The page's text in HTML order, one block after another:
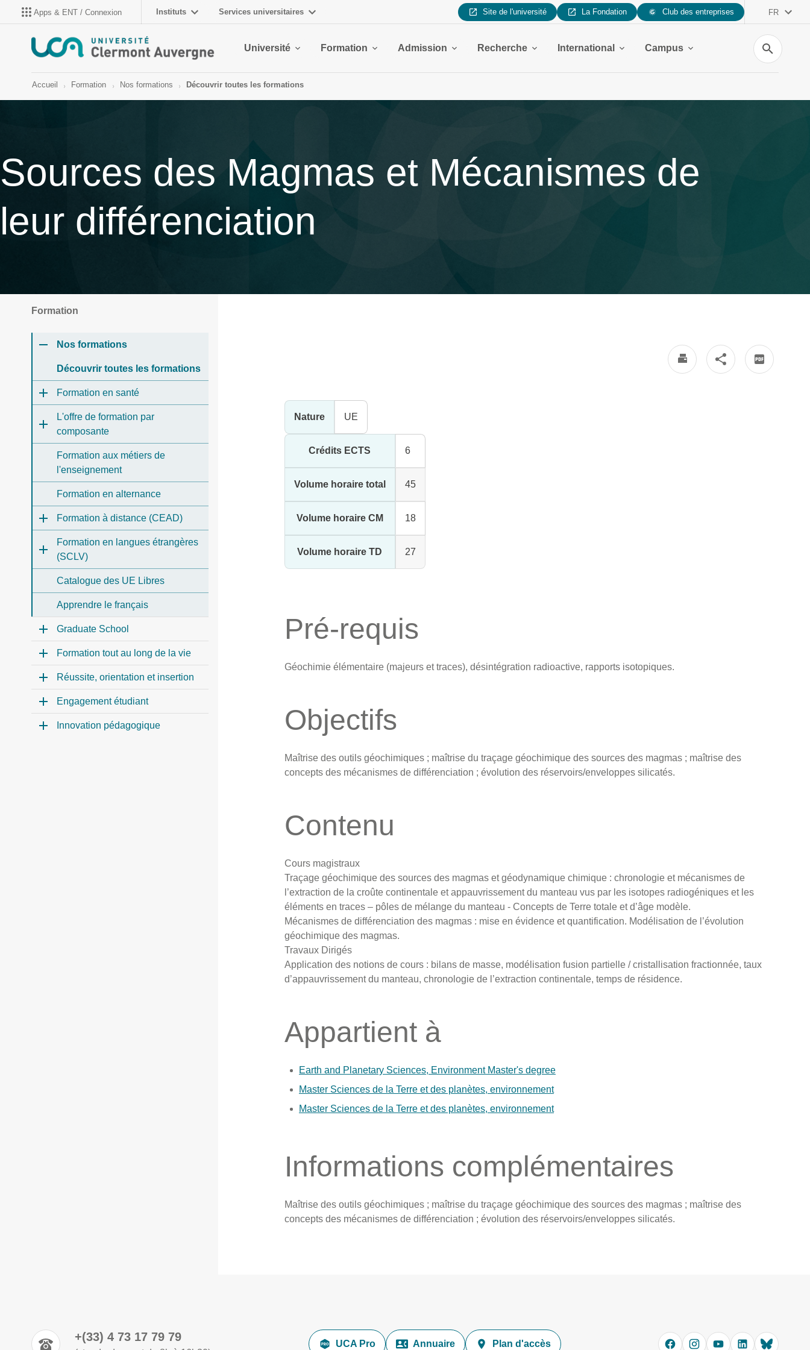
Apps & ENT / Connexion Instituts Services universitaires Site de l'université La Fondation Club des entreprises FR
Université Formation Admission Recherche International Campus
Recherche
Accueil Formation Nos formations Découvrir toutes les formations
Sources des Magmas et Mécanismes de
leur différenciation
Nature UE
Crédits ECTS 6
Volume horaire total 45
Volume horaire CM 18
Volume horaire TD 27
Pré-requis
Géochimie élémentaire (majeurs et traces), désintégration radioactive, rapports isotopiques.
Objectifs
Maîtrise des outils géochimiques ; maîtrise du traçage géochimique des sources des magmas ; maîtrise des
concepts des mécanismes de différenciation ; évolution des réservoirs/enveloppes silicatés.
Contenu
Cours magistraux
Traçage géochimique des sources des magmas et géodynamique chimique : chronologie et mécanismes de
l’extraction de la croûte continentale et appauvrissement du manteau vus par les isotopes radiogéniques et les
éléments en traces – pôles de mélange du manteau - Concepts de Terre totale et d’âge modèle.
Mécanismes de différenciation des magmas : mise en évidence et quantification. Modélisation de l’évolution
géochimique des magmas.
Travaux Dirigés
Application des notions de cours : bilans de masse, modélisation fusion partielle / cristallisation fractionnée, taux
d’appauvrissement du manteau, chronologie de l’extraction continentale, temps de résidence.
Appartient à
Earth and Planetary Sciences, Environment Master's degree
Master Sciences de la Terre et des planètes, environnement
Master Sciences de la Terre et des planètes, environnement
Informations complémentaires
Maîtrise des outils géochimiques ; maîtrise du traçage géochimique des sources des magmas ; maîtrise des
concepts des mécanismes de différenciation ; évolution des réservoirs/enveloppes silicatés.
Formation
Nos formations
Découvrir toutes les formations
Formation en santé
L'offre de formation par
composante
Formation aux métiers de
l'enseignement
Formation en alternance
Formation à distance (CEAD)
Formation en langues étrangères
(SCLV)
Catalogue des UE Libres
Apprendre le français
Graduate School
Formation tout au long de la vie
Réussite, orientation et insertion
Engagement étudiant
Innovation pédagogique
+(33) 4 73 17 79 79
UCA Pro Annuaire Plan d'accès